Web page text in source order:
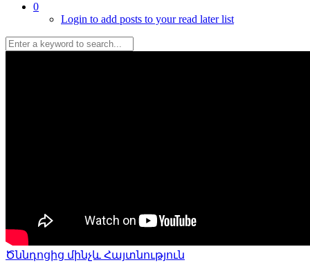
0
Login to add posts to your read later list
Ծննդոցից մինչև Հայտնություն